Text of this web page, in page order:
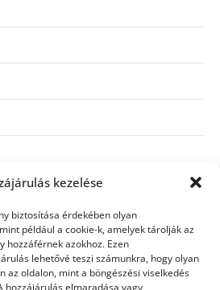
kezelése
biztosítása érdekében olyan
például a cookie-k, amelyek tárolják az
hozzáférnek azokhoz. Ezen
lehetővé teszi számunkra, hogy olyan
az oldalon, mint a böngészési viselkedés
hozzájárulás elmaradása vagy